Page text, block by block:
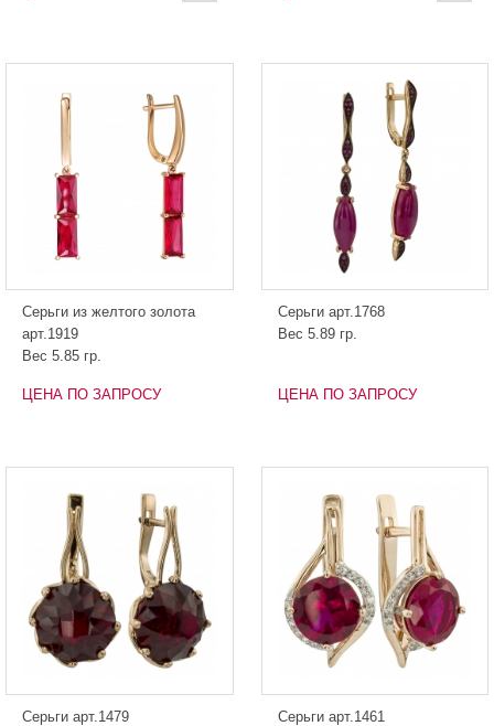
Серьги из желтого золота
арт.1919
Вес 5.85 гр.
ЦЕНА ПО ЗАПРОСУ
Серьги арт.1768
Вес 5.89 гр.
ЦЕНА ПО ЗАПРОСУ
Серьги арт.1479
Серьги арт.1461